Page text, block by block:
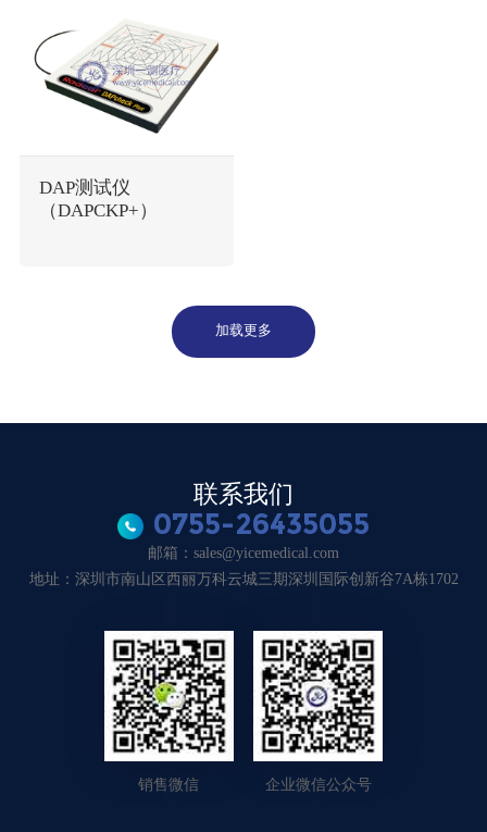
DAP测试仪
（DAPCKP+）
加载更多
联系我们
0755-26435055
邮箱：sales@yicemedical.com
地址：深圳市南山区西丽万科云城三期深圳国际创新谷7A栋1702
销售微信 企业微信公众号